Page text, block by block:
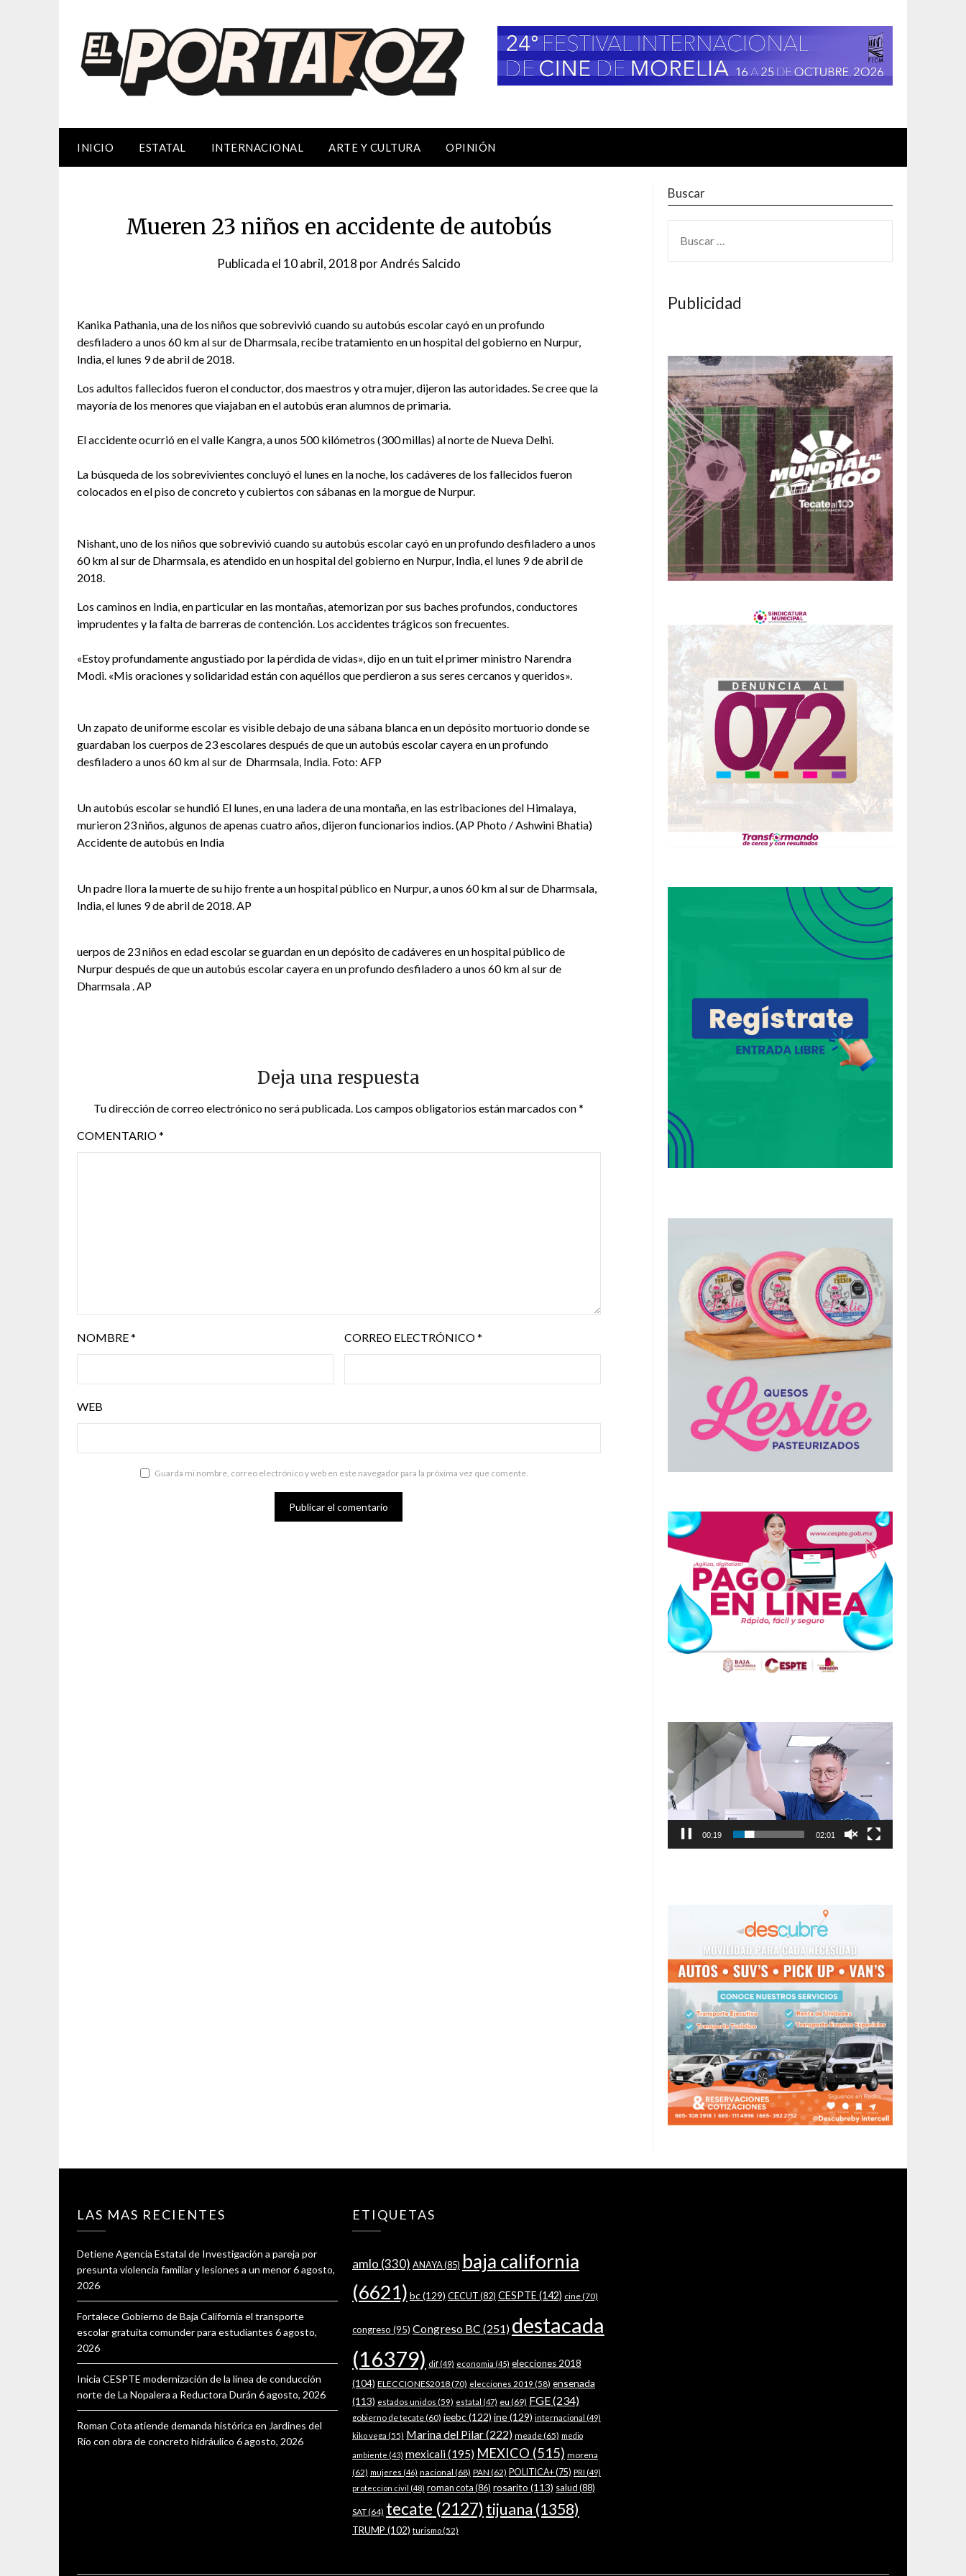
INICIO ESTATAL INTERNACIONAL ARTE Y CULTURA OPINIÓN
Mueren 23 niños en accidente de autobús
Publicada el 10 abril, 2018 porAndrés Salcido
Kanika Pathania, una de los niños que sobrevivió cuando su autobús escolar cayó en un profundo
desfiladero a unos 60 km al sur de Dharmsala, recibe tratamiento en un hospital del gobierno en Nurpur,
India, el lunes 9 de abril de 2018.
Los adultos fallecidos fueron el conductor, dos maestros y otra mujer, dijeron las autoridades. Se cree que la
mayoría de los menores que viajaban en el autobús eran alumnos de primaria.
El accidente ocurrió en el valle Kangra, a unos 500 kilómetros (300 millas) al norte de Nueva Delhi.
La búsqueda de los sobrevivientes concluyó el lunes en la noche, los cadáveres de los fallecidos fueron
colocados en el piso de concreto y cubiertos con sábanas en la morgue de Nurpur.
Nishant, uno de los niños que sobrevivió cuando su autobús escolar cayó en un profundo desfiladero a unos
60 km al sur de Dharmsala, es atendido en un hospital del gobierno en Nurpur, India, el lunes 9 de abril de
2018.
Los caminos en India, en particular en las montañas, atemorizan por sus baches profundos, conductores
imprudentes y la falta de barreras de contención. Los accidentes trágicos son frecuentes.
«Estoy profundamente angustiado por la pérdida de vidas», dijo en un tuit el primer ministro Narendra
Modi. «Mis oraciones y solidaridad están con aquéllos que perdieron a sus seres cercanos y queridos».
Un zapato de uniforme escolar es visible debajo de una sábana blanca en un depósito mortuorio donde se
guardaban los cuerpos de 23 escolares después de que un autobús escolar cayera en un profundo
desfiladero a unos 60 km al sur de Dharmsala, India. Foto: AFP
Un autobús escolar se hundió El lunes, en una ladera de una montaña, en las estribaciones del Himalaya,
murieron 23 niños, algunos de apenas cuatro años, dijeron funcionarios indios. (AP Photo / Ashwini Bhatia)
Accidente de autobús en India
Un padre llora la muerte de su hijo frente a un hospital público en Nurpur, a unos 60 km al sur de Dharmsala,
India, el lunes 9 de abril de 2018. AP
uerpos de 23 niños en edad escolar se guardan en un depósito de cadáveres en un hospital público de
Nurpur después de que un autobús escolar cayera en un profundo desfiladero a unos 60 km al sur de
Dharmsala . AP
Deja una respuesta
Tu dirección de correo electrónico no será publicada. Los campos obligatorios están marcados con*
COMENTARIO*
NOMBRE* CORREO ELECTRÓNICO*
WEB
Guarda mi nombre, correo electrónico y web en este navegador para la próxima vez que comente.
Buscar
Publicidad
Reproductor
vídeo
00:20 02:01
LAS MAS RECIENTES
Detiene Agencia Estatal de Investigación a pareja por
presunta violencia familiar y lesiones a un menor6 agosto,
2026
Fortalece Gobierno de Baja California el transporte
escolar gratuita comunder para estudiantes 6 agosto,
2026
Inicia CESPTE modernización de la línea de conducción
norte de La Nopalera a Reductora Durán 6 agosto, 2026
Roman Cota atiende demanda histórica en Jardines del
Río con obra de concreto hidráulico 6 agosto, 2026
ETIQUETAS
amlo (330) ANAYA(85) baja california
(6621) bc(129) CECUT(82) CESPTE (142) cine(70)
congreso (95) Congreso BC (251) destacada
(16379) dif(49) economia (45) elecciones 2018
(104) ELECCIONES2018(70) elecciones 2019 (58) ensenada
(113) estados unidos (59) estatal (47) eu (69) FGE(234)
gobierno de tecate(60) ieebc(122) ine(129) internacional (49)
kiko vega (55) Marina del Pilar(222) meade(65) medio
ambiente (43) mexicali(195) MEXICO (515) morena
(62) mujeres (46) nacional (68) PAN (62) POLITICA+(75) PRI (49)
proteccion civil (48) roman cota(86) rosarito (113) salud(88)
SAT(64) tecate (2127) tijuana (1358)
TRUMP (102) turismo(52)